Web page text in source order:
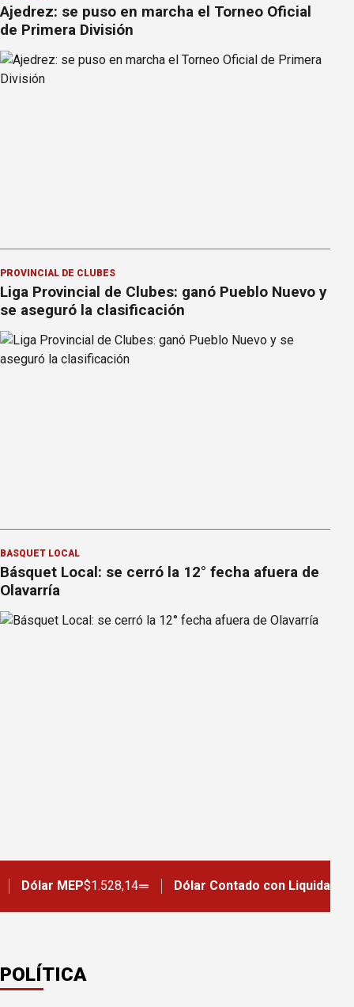
Ajedrez: se puso en marcha el Torneo Oficial
de Primera División
PROVINCIAL DE CLUBES
Liga Provincial de Clubes: ganó Pueblo Nuevo y
se aseguró la clasificación
BÁSQUET LOCAL
Básquet Local: se cerró la 12° fecha afuera de
Olavarría
MEP$1.528,14 Dólar Contado con Liquidación
POLÍTICA